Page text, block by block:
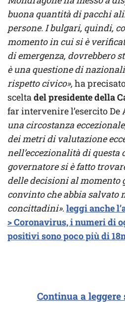
buona quantità di pacchi
persone. I bulgari, quindi,
momento in cui si è
di emergenza, dovrebbero
è una questione di
rispetto civico»,ha
scelta del presidente della
far intervenire l’esercito De
una circostanza
dei metri di valutazione
nell’eccezionalità di questa
governatore si è fatto
delle decisioni al momento
convinto che abbia salvato
concittadini». leggi anche
> Coronavirus, i numeri di
positivi sono poco più di
Continua a leggere